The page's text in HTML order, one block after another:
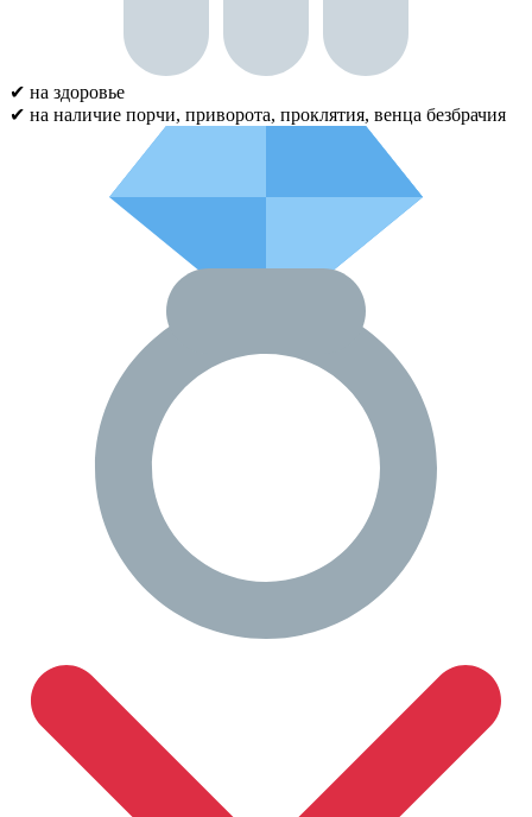
✔ на здоровье
✔ на наличие порчи, приворота, проклятия, венца безбрачия